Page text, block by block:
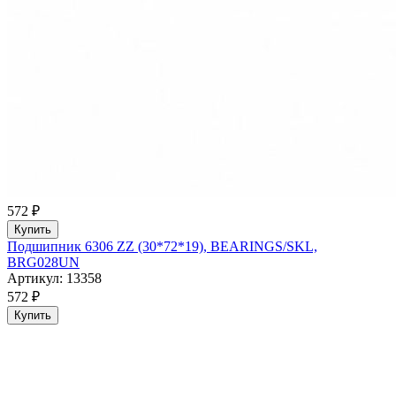
572 ₽
Купить
Подшипник 6306 ZZ (30*72*19), BEARINGS/SKL,
BRG028UN
Артикул: 13358
572 ₽
Купить